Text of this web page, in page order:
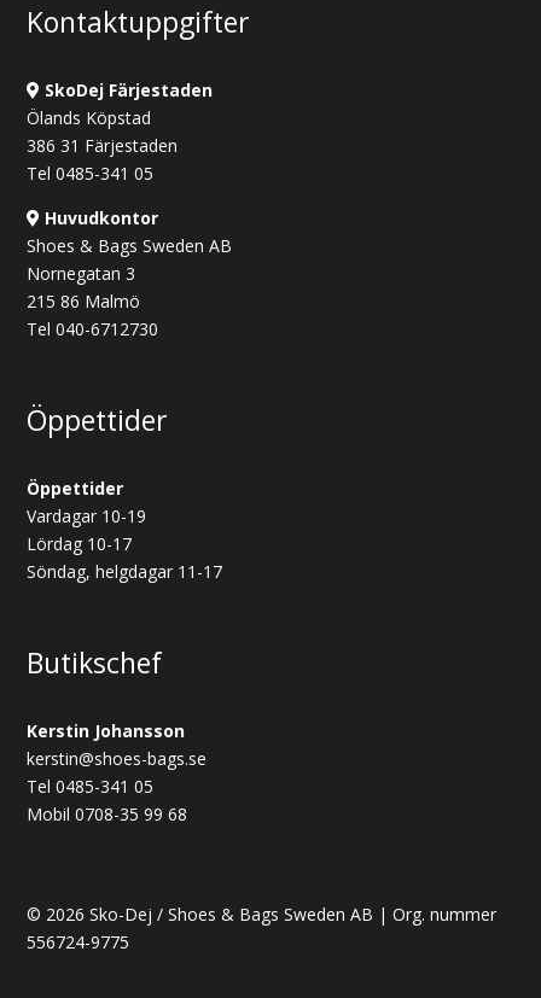
Kontaktuppgifter
SkoDej Färjestaden
Ölands Köpstad
386 31 Färjestaden
Tel 0485-341 05
Huvudkontor
Shoes & Bags Sweden AB
Nornegatan 3
215 86 Malmö
Tel 040-6712730
Öppettider
Öppettider
Vardagar 10-19
Lördag 10-17
Söndag, helgdagar 11-17
Butikschef
Kerstin Johansson
kerstin@shoes-bags.se
Tel 0485-341 05
Mobil 0708-35 99 68
© 2026 Sko-Dej / Shoes & Bags Sweden AB | Org. nummer
556724-9775